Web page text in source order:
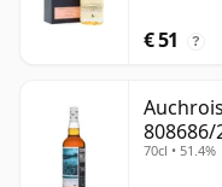
€ 51 ?
808686/
70cl • 51.4%